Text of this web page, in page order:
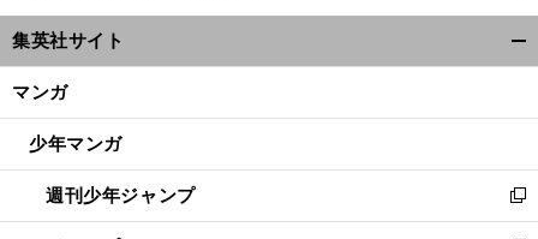
ウ
ィ
ン
ウ
開
く
集英社サイト
マンガ
少年マンガ
週刊少年ジャンプ
新
し